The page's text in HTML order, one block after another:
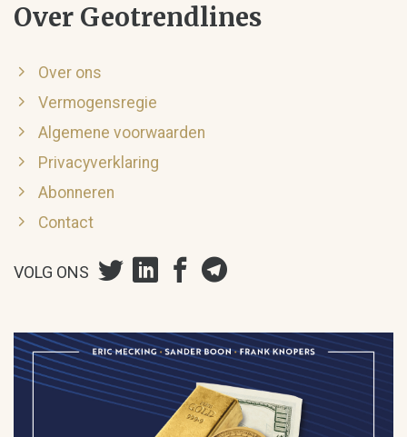
Over Geotrendlines
Over ons
Vermogensregie
Algemene voorwaarden
Privacyverklaring
Abonneren
Contact
VOLG ONS